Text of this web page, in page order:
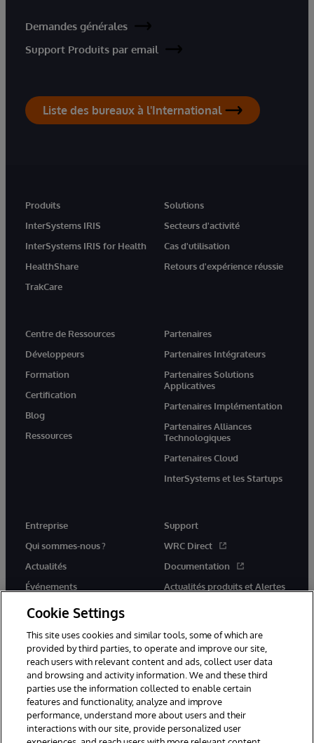
Demandes générales
Support Produits par email
Liste des bureaux à l'International
Produits
InterSystems IRIS
InterSystems IRIS for Health
HealthShare
TrakCare
Solutions
Secteurs d'activité
Cas d'utilisation
Retours d'expérience réussie
Centre de Ressources
Développeurs
Formation
Certification
Blog
Ressources
Partenaires
Partenaires Intégrateurs
Partenaires Solutions
Applicatives
Partenaires Implémentation
Partenaires Alliances
Technologiques
Partenaires Cloud
InterSystems et les Startups
Entreprise
Qui sommes-nous ?
Actualités
Événements
Rejoignez-nous
Support
WRC Direct
Documentation
Actualités produits et Alertes
© 1996-2026 InterSystems Corporation, Cambridge, MA. Tous droits
réservés.
Mentions légales
Cookie Settings
This site uses cookies and similar tools, some of which are
provided by third parties, to operate and improve our site,
reach users with relevant content and ads, collect user data
and browsing and activity information. We and these third
parties use the information collected to enable certain
features and functionality, analyze and improve
performance, understand more about users and their
interactions with our site, provide personalized user